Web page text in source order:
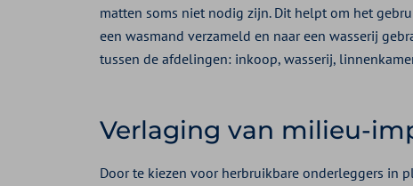
matten soms niet nodig zijn. Dit helpt om het
een wasmand verzameld en naar een wasserij
tussen de afdelingen: inkoop, wasserij,
Verlaging van milieu-
Door te kiezen voor herbruikbare onderleggers in